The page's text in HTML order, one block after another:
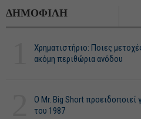
ΔΗΜΟΦΙΛΗ
Χρηματιστήριο: Ποιες
ακόμη περιθώρια ανόδου
O Mr. Big Short προειδοποιεί
του 1987